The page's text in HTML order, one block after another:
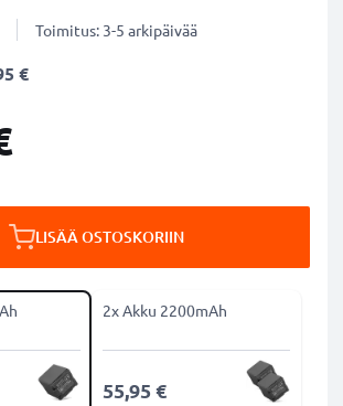
Toimitus: 3-5 arkipäivää
€
LISÄÄ OSTOSKORIIN
2x Akku 2200mAh
55,95 €